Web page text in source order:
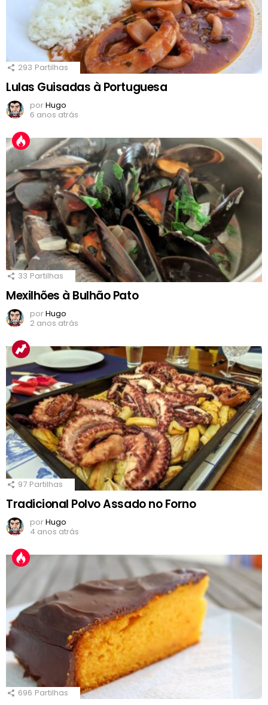
293 Partilhas
Lulas Guisadas à Portuguesa
porHugo
6 anos atrás
33 Partilhas
Mexilhões à Bulhão Pato
porHugo
2 anos atrás
97 Partilhas
Tradicional Polvo Assado no Forno
porHugo
4 anos atrás
696 Partilhas